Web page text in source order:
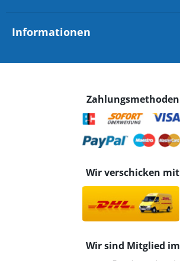
Informationen
Zahlungsmethoden
Wir verschicken mit
Wir sind Mitglied im